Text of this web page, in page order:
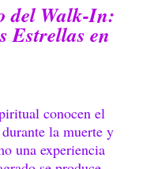
del Walk-In:
Estrellas en
conocen el
la muerte y
una experiencia